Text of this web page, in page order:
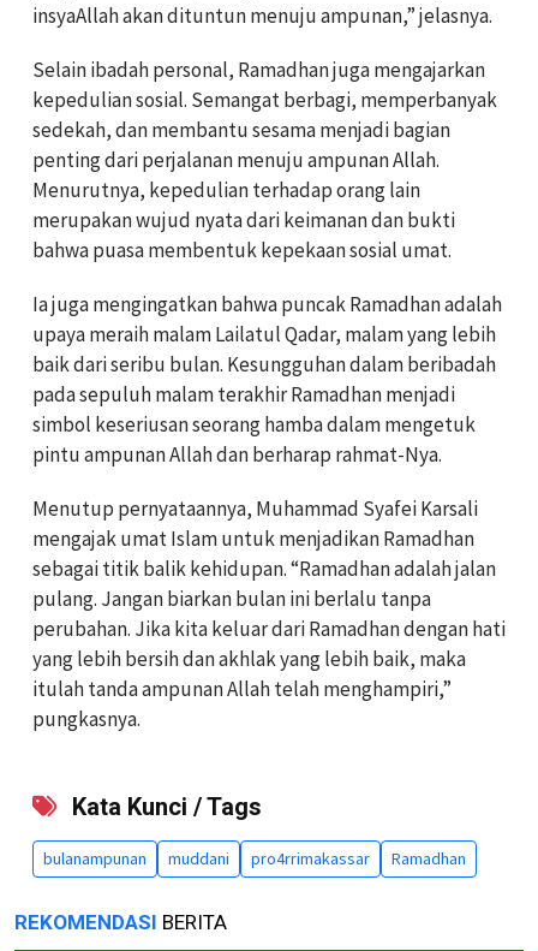
insyaAllah akan dituntun menuju ampunan,” jelasnya.
Selain ibadah personal, Ramadhan juga mengajarkan
kepedulian sosial. Semangat berbagi, memperbanyak
sedekah, dan membantu sesama menjadi bagian
penting dari perjalanan menuju ampunan Allah.
Menurutnya, kepedulian terhadap orang lain
merupakan wujud nyata dari keimanan dan bukti
bahwa puasa membentuk kepekaan sosial umat.
Ia juga mengingatkan bahwa puncak Ramadhan adalah
upaya meraih malam Lailatul Qadar, malam yang lebih
baik dari seribu bulan. Kesungguhan dalam beribadah
pada sepuluh malam terakhir Ramadhan menjadi
simbol keseriusan seorang hamba dalam mengetuk
pintu ampunan Allah dan berharap rahmat-Nya.
Menutup pernyataannya, Muhammad Syafei Karsali
mengajak umat Islam untuk menjadikan Ramadhan
sebagai titik balik kehidupan. “Ramadhan adalah jalan
pulang. Jangan biarkan bulan ini berlalu tanpa
perubahan. Jika kita keluar dari Ramadhan dengan hati
yang lebih bersih dan akhlak yang lebih baik, maka
itulah tanda ampunan Allah telah menghampiri,”
pungkasnya.
Kata Kunci / Tags
bulanampunan muddani pro4rrimakassar Ramadhan
REKOMENDASI BERITA